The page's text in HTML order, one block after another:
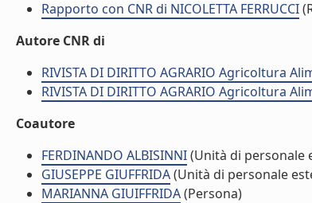
Rapporto con CNR di NICOLETTA FERRUCCI
Autore CNR di
RIVISTA DI DIRITTO AGRARIO Agricoltura
RIVISTA DI DIRITTO AGRARIO Agricoltura
Coautore
FERDINANDO ALBISINNI(Unità di personale
GIUSEPPE GIUFFRIDA(Unità di personale
MARIANNA GIUIFFRIDA(Persona)